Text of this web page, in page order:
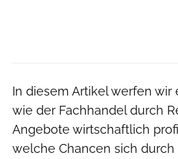
In diesem Artikel werfen wir
wie der Fachhandel durch
Angebote wirtschaftlich
welche Chancen sich